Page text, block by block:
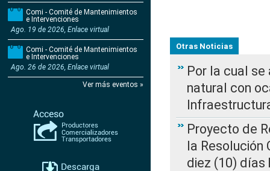
Comi - Comité de Mantenimientos
e Intervenciones
Ago. 19 de 2026, Enlace virtual
Comi - Comité de Mantenimientos
e Intervenciones
Ago. 26 de 2026, Enlace virtual
Ver más eventos »
Otras Noticias
Por la cual
natural con
Proyecto de
la Resolución
diez (10) días